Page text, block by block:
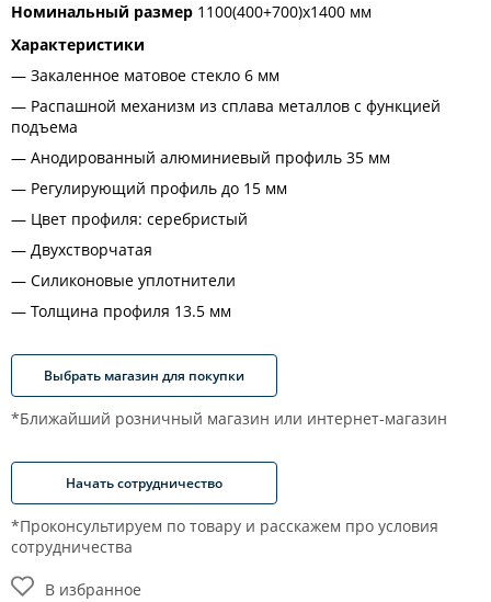
Номинальный размер 1100(400+700)х1400 мм
Характеристики
Закаленное матовое стекло 6 мм
Распашной механизм из сплава металлов с функцией
подъема
Анодированный алюминиевый профиль 35 мм
Регулирующий профиль до 15 мм
Цвет профиля: серебристый
Двухстворчатая
Силиконовые уплотнители
Толщина профиля 13.5 мм
Выбрать магазин для покупки
*Ближайший розничный магазин или интернет-магазин
Начать сотрудничество
*Проконсультируем по товару и расскажем про условия
сотрудничества
В избранное